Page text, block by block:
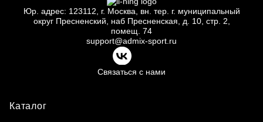
Юр. адрес: 123112, г. Москва, вн. тер. г. муниципальный
округ Пресненский, наб Пресненская, д.
10, стр. 2,
помещ. 74
support@admix-sport.ru
Связаться с нами
Каталог